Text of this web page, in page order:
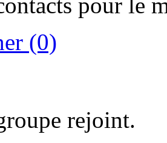
(0)
rejoint.